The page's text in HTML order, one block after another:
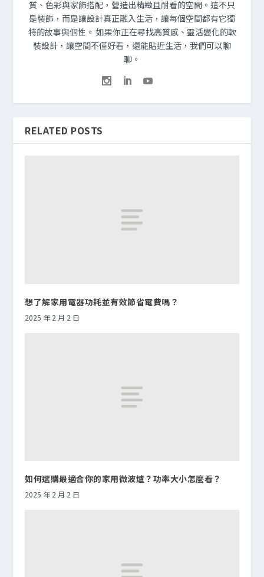
質、色彩與家飾搭配，營造出精緻且耐看的空間。這不只
是裝飾，而是讓設計真正融入生活，讓每個空間都有它獨
特的故事與個性。 如果你正在尋找高質感、靈活變化的軟
裝設計，讓空間不僅好看，還能貼近生活，我們可以聊
聊。
RELATED POSTS
想了解家用電器功耗並有效節省電費嗎？
2025 年 2 月 2 日
如何選購最適合你的家用微波爐？功率大小怎麼看？
2025 年 2 月 2 日